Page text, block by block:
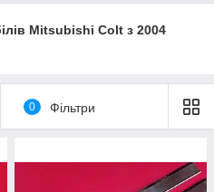
Mitsubishi Colt з 2004
0 Фільтри